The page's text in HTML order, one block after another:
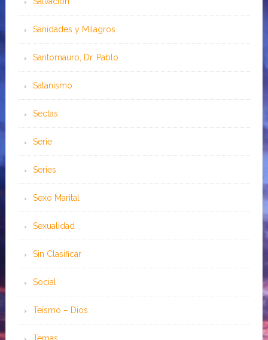
Sanidades y Milagros
Santomauro, Dr. Pablo
Satanismo
Sectas
Serie
Series
Sexo Marital
Sexualidad
Sin Clasificar
Social
Teísmo – Dios